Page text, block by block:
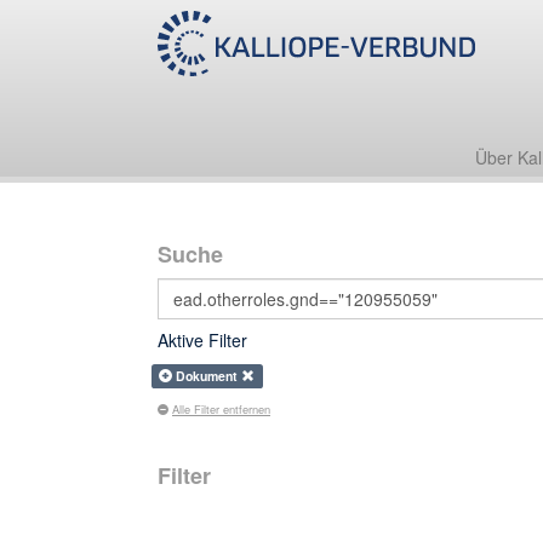
Über
Suche
Aktive Filter
Dokument
Alle Filter entfernen
Filter